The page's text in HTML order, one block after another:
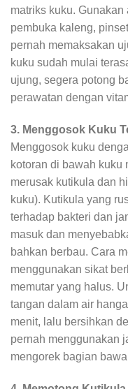
matriks kuku.
pembuka kaleng,
pernah memaksakan
kuku sudah mulai
ujung, segera potong
perawatan dengan
3. Menggosok Kuku
Menggosok kuku
kotoran di bawah kuku
merusak kutikula dan
kuku). Kutikula yang
terhadap bakteri dan
masuk dan
bahkan berbau. Cara
menggunakan sikat
memutar yang halus.
tangan dalam air
menit, lalu bersihkan
pernah menggunakan
mengorek bagian